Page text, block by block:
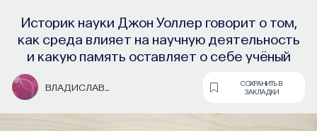
Историк науки Джон Уоллер говорит о том,
как среда влияет на научную деятельность
и какую память оставляет о себе учёный
ВЛАДИСЛАВ
СОХРАНИТЬ В
ЗАКЛАДКИ
TV
ИИ в университете, цели